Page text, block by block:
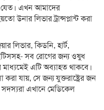
এখন আমাদের
উনার লিভার ট্রান্সপ্লান্ট করা
লিভার, কিডনি, হার্ট,
সব রোগের জন্য ওষুধ
এটি অব্যাহত থাকবে।
যায়, সে জন্য যুক্তরাষ্ট্রের জন
এখানে মেডিকেল